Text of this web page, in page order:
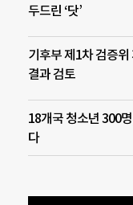
두드린 ‘닷’
기후부 제1차 검증
결과 검토
18개국 청소년 300
다